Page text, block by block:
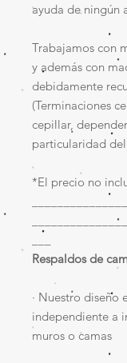
ayuda de ningún
Trabajamos con
y además con
debidamente
(Terminaciones
cepillar,
particularidad
*El precio no
Respaldos de
· Nuestro diseño
independiente a
muros o camas​